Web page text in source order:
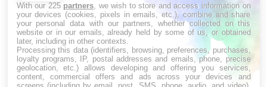
Maladie de Charcot (Sclérose latérale
amyotrophique)
With our 225 partners , we wish to store and access information on
your devices (cookies, pixels in emails, etc.), combine and share
your personal data with our partners, whether collected on this
website or in our emails, already held by some of us, or obtained
later, including in other contexts.
Processing this data (identifiers, browsing, preferences, purchases,
loyalty programs, IP, postal addresses and emails, phone, precise
geolocation, etc.) allows developing and offering you services,
content, commercial offers and ads across your devices and
screens (including by email, post, SMS, phone, audio, and video),